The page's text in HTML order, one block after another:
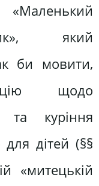
який
би мовити,
щодо
та куріння
дітей (§§
«митецькій